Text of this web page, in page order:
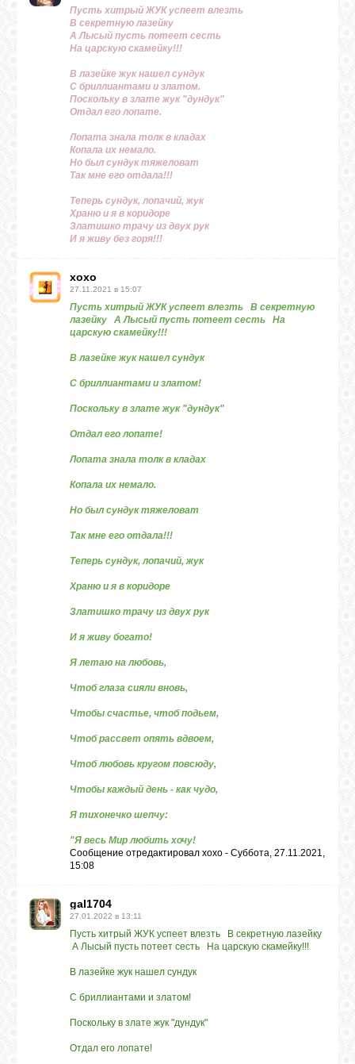
Пусть хитрый ЖУК успеет влезть
В секретную лазейку
А Лысый пусть потеет сесть
На царскую скамейку!!!
В лазейке жук нашел сундук
С бриллиантами и златом.
Поскольку в злате жук "дундук"
Отдал его лопате.
Лопата знала толк в кладах
Копала их немало.
Но был сундук тяжеловат
Так мне его отдала!!!
Теперь сундук, лопачий, жук
Храню и я в коридоре
Златишко трачу из двух рук
И я живу без горя!!!
хохо
27.11.2021 в 15:07
Пусть хитрый ЖУК успеет влезть В секретную
лазейку А Лысый пусть потеет сесть На
царскую скамейку!!!
В лазейке жук нашел сундук
С бриллиантами и златом!
Поскольку в злате жук "дундук"
Отдал его лопате!
Лопата знала толк в кладах
Копала их немало.
Но был сундук тяжеловат
Так мне его отдала!!!
Теперь сундук, лопачий, жук
Храню и я в коридоре
Златишко трачу из двух рук
И я живу богато!
Я летаю на любовь,
Чтоб глаза сияли вновь,
Чтобы счастье, чтоб подьем,
Чтоб рассвет опять вдвоем,
Чтоб любовь кругом повсюду,
Чтобы каждый день - как чудо,
Я тихонечко шепчу:
"Я весь Мир любить хочу!
Сообщение отредактировал хохо - Суббота, 27.11.2021,
15:08
gal1704
27.01.2022 в 13:11
Пусть хитрый ЖУК успеет влезть В секретную лазейку
А Лысый пусть потеет сесть На царскую скамейку!!!
В лазейке жук нашел сундук
С бриллиантами и златом!
Поскольку в злате жук "дундук"
Отдал его лопате!